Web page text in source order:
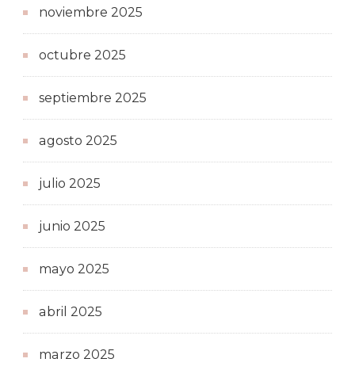
noviembre 2025
octubre 2025
septiembre 2025
agosto 2025
julio 2025
junio 2025
mayo 2025
abril 2025
marzo 2025